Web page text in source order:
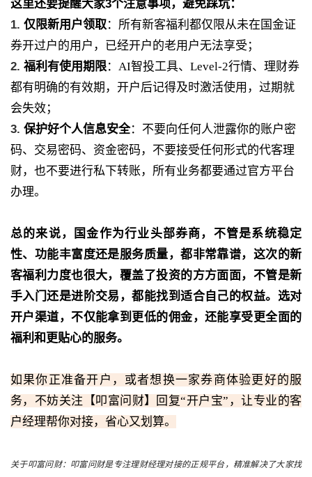
这里还要提醒大家3个注意事项，避免踩坑：
1. 仅限新用户领取：所有新客福利都仅限从未在国金证
券开过户的用户，已经开户的老用户无法享受；
2. 福利有使用期限：AI智投工具、Level-2行情、理财券
都有明确的有效期，开户后记得及时激活使用，过期就
会失效；
3. 保护好个人信息安全：不要向任何人泄露你的账户密
码、交易密码、资金密码，不要接受任何形式的代客理
财，也不要进行私下转账，所有业务都要通过官方平台
办理。
总的来说，
国金作为行业头部券商，不管是系统稳定
性、功能丰富度还是服务质量，都非常靠谱，这次的新
客福利力度也很大， 覆盖了投资的方方面面，不管是新
手入门还是进阶交易，都能找到适合自己的权益。选对
开户渠道，不仅能拿到更低的佣金，还能享受更全面的
福利和更贴心的服务。
如果你正准备开户，或者想换一家券商体验更好的服
务，不妨关注【叩富问财】回复“开户宝”，让专业的客
户经理帮你对接，省心又划算。
关于叩富问财：叩富问财是专注理财经理对接的正规平台，精准解决了大家找